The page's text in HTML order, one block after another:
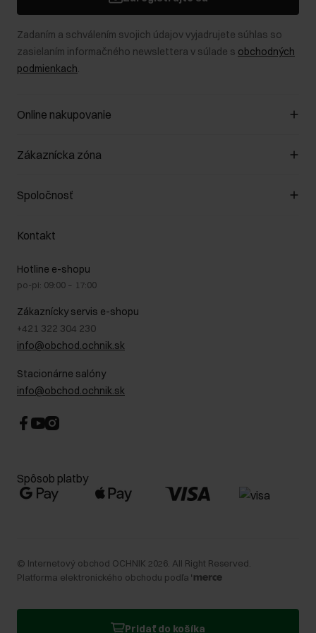
Pridať do košíka
Zadaním a schválením svojich údajov vyjadrujete súhlas so
zasielaním informačného newslettera v súlade s obchodných
podmienkach.
Online nakupovanie
Spravovať súbory cookie
Spôsob platby
Vrátenie
Zákaznícka zóna
Zákazníky klub
Pravidlá propagácie
Starostlivosť o kožu
Bezpečné nakupovanie
Blog
Najčastejšie kladené otázky (FAQ)
Spoločnosť
O nás
GDPR - Zásady ochrany osobných údajov
Právne informácie
Kontakt
Hotline e-shopu
po-pi: 09:00 – 17:00
Zákaznícky servis e-shopu
+421 322 304 230
info@obchod.ochnik.sk
Stacionárne salóny
info@obchod.ochnik.sk
Spôsob platby
© Internetový obchod OCHNIK 2026 . All Right Reserved.
Platforma elektronického obchodu podľa